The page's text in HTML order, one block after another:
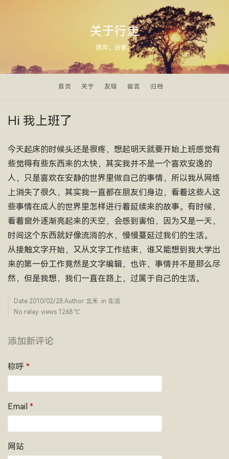
关于行走
陈年。旧事。
首页 关于 友链 留言 归档
Hi 我上班了
今天起床的时候头还是很疼，想起明天就要开始上班感觉有
些觉得有些东西来的太快，其实我并不是一个喜欢安逸的
人，只是喜欢在安静的世界里做自己的事情，所以我从网络
上消失了很久，其实我一直都在朋友们身边，看着这些人这
些事情在成人的世界里怎样进行着延续来的故事。有时候，
看着窗外逐渐亮起来的天空，会感到害怕，因为又是一天，
时间这个东西就好像流淌的水，慢慢蔓延过我们的生活。
从接触文字开始，又从文字工作结束，谁又能想到我大学出
来的第一份工作竟然是文字编辑，也许，事情并不是那么尽
然，但是我想，我们一直在路上，过属于自己的生活。
Date 2010/02/28.Author 北禾 .in 生活.
No relay. views 1268 ­℃
添加新评论
称呼 *
Email *
网站